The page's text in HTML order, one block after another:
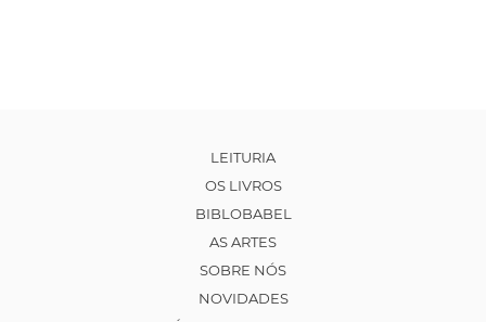
LEITURIA
OS LIVROS
BIBLOBABEL
AS ARTES
SOBRE NÓS
NOVIDADES